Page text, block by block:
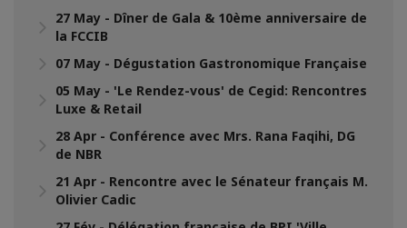
27 May - Dîner de Gala & 10ème anniversaire de
la FCCIB
07 May - Dégustation Gastronomique Française
05 May - 'Le Rendez-vous' de Cegid: Rencontres
Luxe & Retail
28 Apr - Conférence avec Mrs. Rana Faqihi, DG
de NBR
21 Apr - Rencontre avec le Sénateur français M.
Olivier Cadic